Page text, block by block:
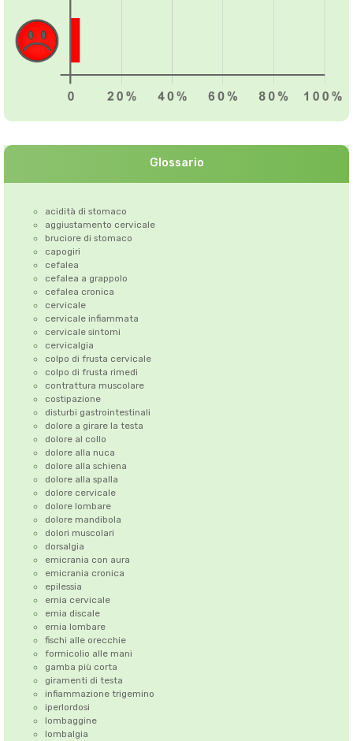
Glossario
acidità di stomaco
aggiustamento cervicale
bruciore di stomaco
capogiri
cefalea
cefalea a grappolo
cefalea cronica
cervicale
cervicale infiammata
cervicale sintomi
cervicalgia
colpo di frusta cervicale
colpo di frusta rimedi
contrattura muscolare
costipazione
disturbi gastrointestinali
dolore a girare la testa
dolore al collo
dolore alla nuca
dolore alla schiena
dolore alla spalla
dolore cervicale
dolore lombare
dolore mandibola
dolori muscolari
dorsalgia
emicrania con aura
emicrania cronica
epilessia
ernia cervicale
ernia discale
ernia lombare
fischi alle orecchie
formicolio alle mani
gamba più corta
giramenti di testa
infiammazione trigemino
iperlordosi
lombaggine
lombalgia